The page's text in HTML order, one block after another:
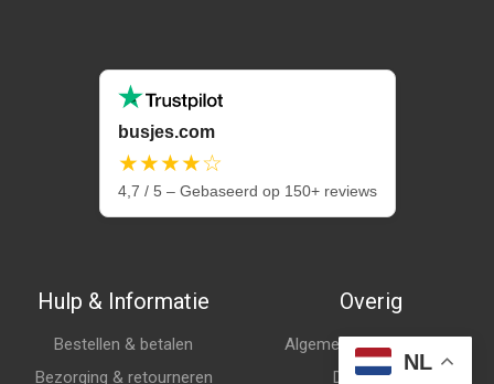
busjes.com
★★★★☆
4,7 / 5 – Gebaseerd op 150+ reviews
Hulp & Informatie
Bestellen & betalen
Bezorging & retourneren
Overig
Algemene voorwaarden
Disclaimer
NL